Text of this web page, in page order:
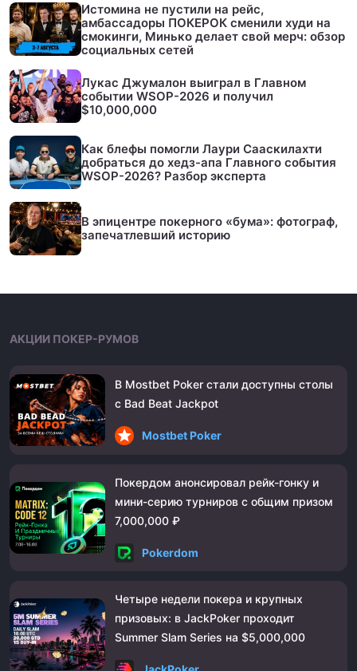
Истомина не пустили на рейс,
амбассадоры ПОКЕРОК сменили худи на
смокинги, Минько делает свой мерч: обзор
социальных сетей
Лукас Джумалон выиграл в Главном
событии WSOP-2026 и получил
$10,000,000
Как блефы помогли Лаури Сааскилахти
добраться до хедз-апа Главного события
WSOP-2026? Разбор эксперта
В эпицентре покерного «бума»: фотограф,
запечатлевший историю
АКЦИИ ПОКЕР-РУМОВ
В Mostbet Poker стали доступны столы
с Bad Beat Jackpot
Mostbet Poker
Покердом анонсировал рейк-гонку и
мини-серию турниров с общим призом
7,000,000 ₽
Pokerdom
Четыре недели покера и крупных
призовых: в JackPoker проходит
Summer Slam Series на $5,000,000